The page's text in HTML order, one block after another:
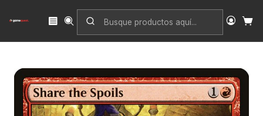
Inicio Singles
Forgotten Realms Commander
Share the Spoils | Inglés | NM | AFC